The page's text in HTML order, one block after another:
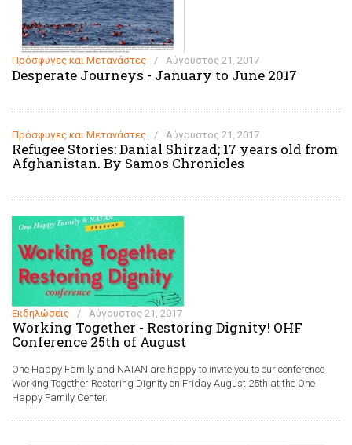
Πρόσφυγες και Μετανάστες / Αύγουστος 21, 2017
Desperate Journeys - January to June 2017
Πρόσφυγες και Μετανάστες / Αύγουστος 21, 2017
Refugee Stories: Danial Shirzad; 17 years old from
Afghanistan. By Samos Chronicles
Εκδηλώσεις / Αύγουστος 21, 2017
Working Together - Restoring Dignity! OHF
Conference 25th of August
One Happy Family and NATAN are happy to invite you to our conference
Working Together Restoring Dignity on Friday August 25th at the One
Happy Family Center.